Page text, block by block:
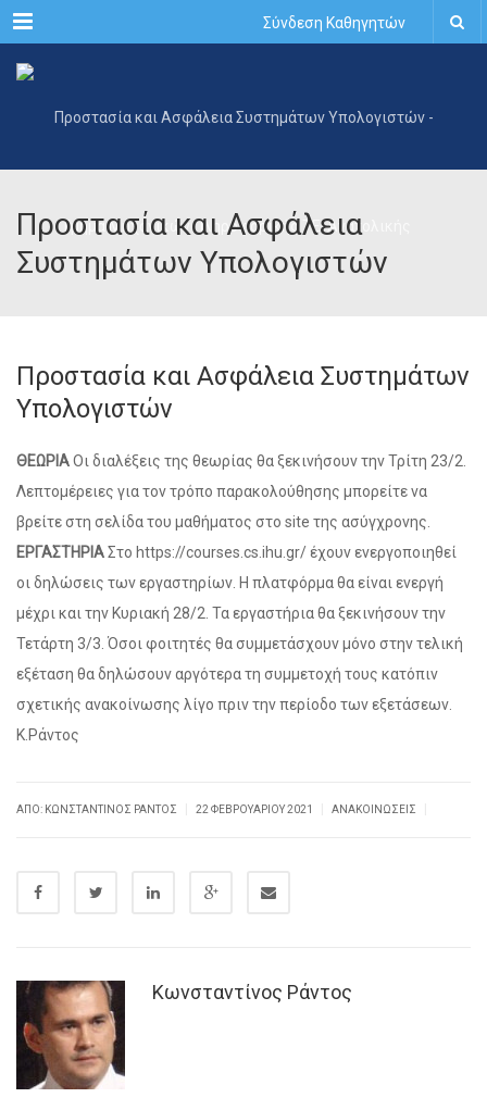
Menu Σύνδεση Καθηγητών
Προστασία και Ασφάλεια
Συστημάτων Υπολογιστών
Προστασία και Ασφάλεια Συστημάτων
Υπολογιστών
ΘΕΩΡΙΑΟι διαλέξεις της θεωρίας θα ξεκινήσουν την Τρίτη 23/2.
Λεπτομέρειες για τον τρόπο παρακολούθησης μπορείτε να
βρείτε στη σελίδα του μαθήματος στο site της ασύγχρονης.
ΕΡΓΑΣΤΗΡΙΑΣτο https://courses.cs.ihu.gr/ έχουν ενεργοποιηθεί
οι δηλώσεις των εργαστηρίων. Η πλατφόρμα θα είναι ενεργή
μέχρι και την Κυριακή 28/2. Τα εργαστήρια θα ξεκινήσουν την
Τετάρτη 3/3. Όσοι φοιτητές θα συμμετάσχουν μόνο στην τελική
εξέταση θα δηλώσουν αργότερα τη συμμετοχή τους κατόπιν
σχετικής ανακοίνωσης λίγο πριν την περίοδο των εξετάσεων.
Κ.Ράντος
ΑΠΌ: ΚΩΝΣΤΑΝΤΊΝΟΣ ΡΆΝΤΟΣ 22 ΦΕΒΡΟΥΑΡΊΟΥ 2021 ΑΝΑΚΟΙΝΏΣΕΙΣ
Κωνσταντίνος Ράντος